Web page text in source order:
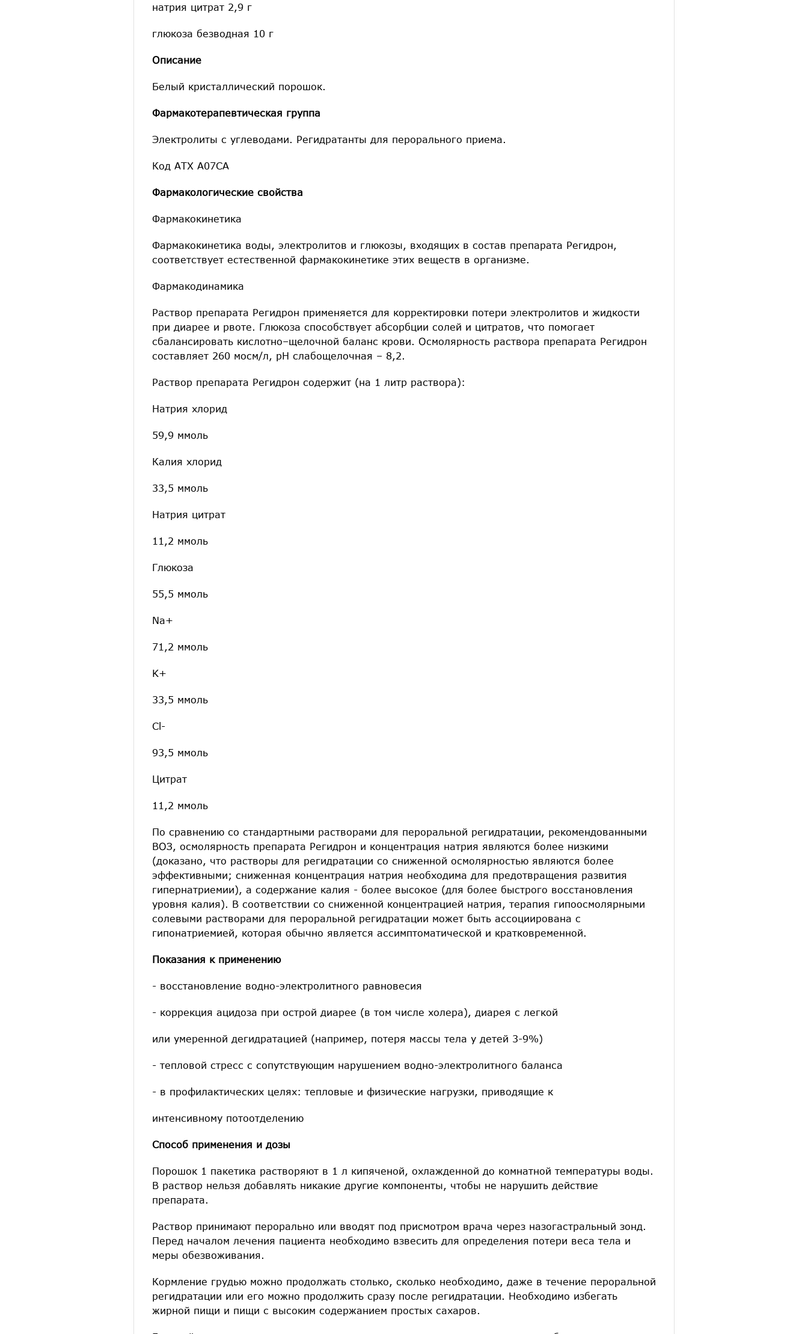
натрия цитрат 2,9 г
глюкоза безводная 10 г
Описание
Белый кристаллический порошок.
Фармакотерапевтическая группа
Электролиты с углеводами. Регидратанты для перорального приема.
Код АТХ А07СА
Фармакологические свойства
Фармакокинетика
Фармакокинетика воды, электролитов и глюкозы, входящих в состав препарата Регидрон,
соответствует естественной фармакокинетике этих веществ в организме.
Фармакодинамика
Раствор препарата Регидрон применяется для корректировки потери электролитов и жидкости
при диарее и рвоте. Глюкоза способствует абсорбции солей и цитратов, что помогает
сбалансировать кислотно–щелочной баланс крови. Осмолярность раствора препарата Регидрон
составляет 260 мосм/л, рH слабощелочная – 8,2.
Раствор препарата Регидрон содержит (на 1 литр раствора):
Натрия хлорид
59,9 ммоль
Калия хлорид
33,5 ммоль
Натрия цитрат
11,2 ммоль
Глюкоза
55,5 ммоль
Na+
71,2 ммоль
K+
33,5 ммоль
Cl-
93,5 ммоль
Цитрат
11,2 ммоль
По сравнению со стандартными растворами для пероральной регидратации, рекомендованными
ВОЗ, осмолярность препарата Регидрон и концентрация натрия являются более низкими
(доказано, что растворы для регидратации со сниженной осмолярностью являются более
эффективными; сниженная концентрация натрия необходима для предотвращения развития
гипернатриемии), а содержание калия - более высокое (для более быстрого восстановления
уровня калия). В соответствии со сниженной концентрацией натрия, терапия гипоосмолярными
солевыми растворами для пероральной регидратации может быть ассоциирована с
гипонатриемией, которая обычно является ассимптоматической и кратковременной.
Показания к применению
- восстановление водно-электролитного равновесия
- коррекция ацидоза при острой диарее (в том числе холера), диарея с легкой
или умеренной дегидратацией (например, потеря массы тела у детей 3-9%)
- тепловой стресс с сопутствующим нарушением водно-электролитного баланса
- в профилактических целях: тепловые и физические нагрузки, приводящие к
интенсивному потоотделению
Способ применения и дозы
Порошок 1 пакетика растворяют в 1 л кипяченой, охлажденной до комнатной температуры воды.
В раствор нельзя добавлять никакие другие компоненты, чтобы не нарушить действие
препарата.
Раствор принимают перорально или вводят под присмотром врача через назогастральный зонд.
Перед началом лечения пациента необходимо взвесить для определения потери веса тела и
меры обезвоживания.
Кормление грудью можно продолжать столько, сколько необходимо, даже в течение пероральной
регидратации или его можно продолжить сразу после регидратации. Необходимо избегать
жирной пищи и пищи с высоким содержанием простых сахаров.